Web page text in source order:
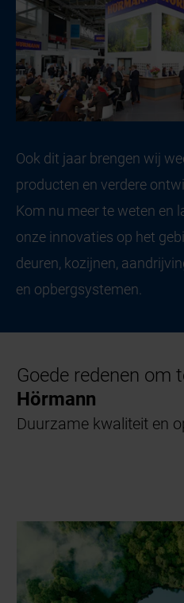
Ook dit jaar brengen wij
producten en verdere
Kom nu meer te weten en
onze innovaties op het
deuren, kozijnen,
en opbergsystemen.
Goede redenen om
Hörmann
Duurzame kwaliteit en